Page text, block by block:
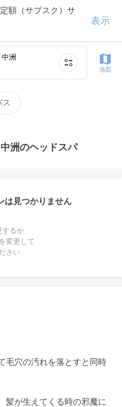
額（サブスク）サ
表示
ス
洲
地図
洲のヘッドスパ
は見つかりません
するか
変更して
さい
毛穴の汚れを落とすと同時
髪が生えてくる時の邪魔に